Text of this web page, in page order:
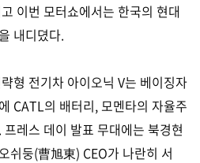
이번 모터쇼에서는 한국의 현대
내디뎠다.
형 전기차 아이오닉 V는 베이징자
CATL의 배터리, 모멘타의 자율주
레스 데이 발표 무대에는 북경현
쉬둥(曹旭東) CEO가 나란히 서